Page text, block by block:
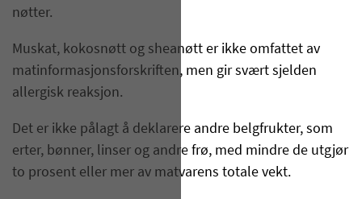
nøtter.
Muskat, kokosnøtt og sheanøtt er ikke omfattet av
matinformasjonsforskriften, men gir svært sjelden
allergisk reaksjon.
Det er ikke pålagt å deklarere andre belgfrukter, som
erter, bønner, linser og andre frø, med mindre de utgjør
to prosent eller mer av matvarens totale vekt.